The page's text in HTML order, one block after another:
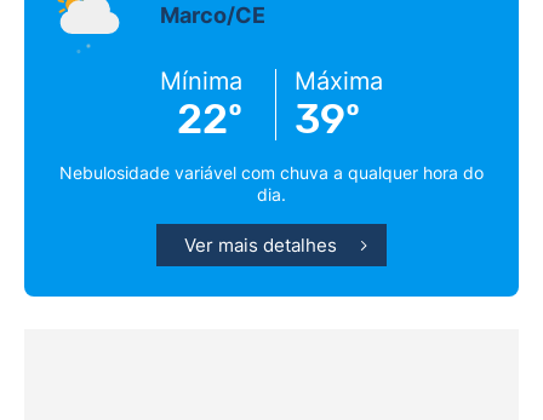
Marco/CE
Mínima
22º
Máxima
39º
Nebulosidade variável com chuva a qualquer hora do
dia.
Ver mais detalhes